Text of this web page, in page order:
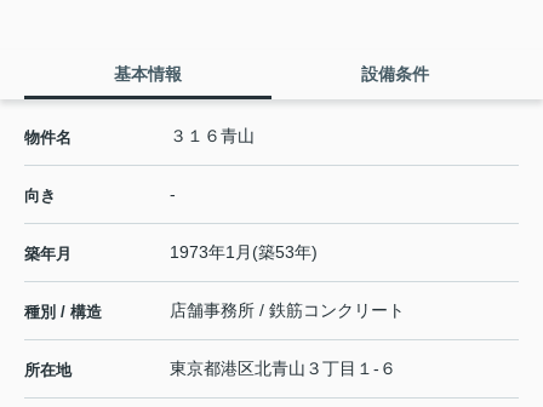
基本情報 設備条件
物件名 ３１６青山
向き -
築年月 1973年1月(築53年)
種別 / 構造 店舗事務所 / 鉄筋コンクリート
所在地 東京都港区北青山 ３丁目１-６